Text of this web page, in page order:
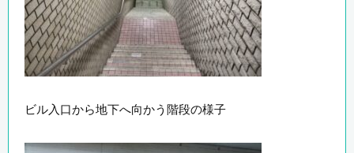
ビル入口から地下へ向かう階段の様子